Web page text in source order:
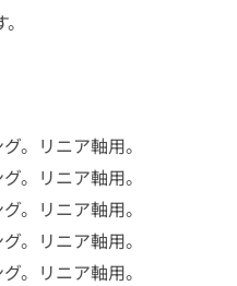
。リニア軸用。
。リニア軸用。
。リニア軸用。
。リニア軸用。
。リニア軸用。